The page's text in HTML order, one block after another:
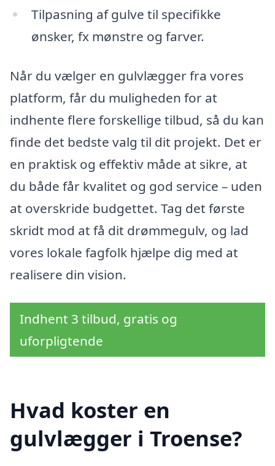
Tilpasning af gulve til specifikke
ønsker, fx mønstre og farver.
Når du vælger en gulvlægger fra vores
platform, får du muligheden for at
indhente flere forskellige tilbud, så du kan
finde det bedste valg til dit projekt. Det er
en praktisk og effektiv måde at sikre, at
du både får kvalitet og god service – uden
at overskride budgettet. Tag det første
skridt mod at få dit drømmegulv, og lad
vores lokale fagfolk hjælpe dig med at
realisere din vision.
Indhent 3 tilbud, gratis og
uforpligtende
Hvad koster en
gulvlægger i Troense?